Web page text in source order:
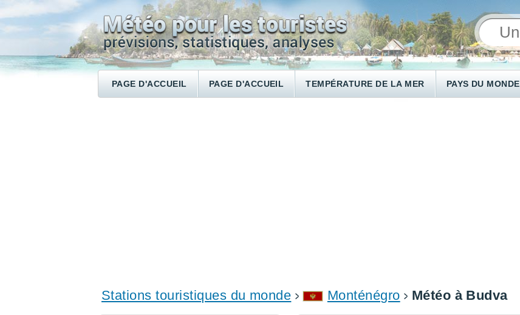
PAGE D'ACCUEIL PAGE D'ACCUEIL TEMPÉRATURE DE LA MER PAYS DU MONDE
Stations touristiques du monde Monténégro Météo à Budva